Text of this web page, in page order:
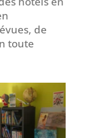
de
toute